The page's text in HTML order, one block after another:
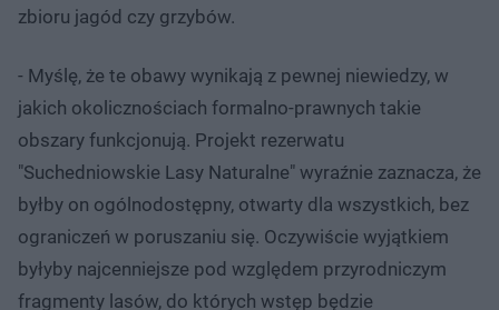
zbioru jagód czy grzybów.
- Myślę, że te obawy wynikają z pewnej niewiedzy, w
jakich okolicznościach formalno-prawnych takie
obszary funkcjonują. Projekt rezerwatu
"Suchedniowskie Lasy Naturalne" wyraźnie zaznacza, że
byłby on ogólnodostępny, otwarty dla wszystkich, bez
ograniczeń w poruszaniu się. Oczywiście wyjątkiem
byłyby najcenniejsze pod względem przyrodniczym
fragmenty lasów, do których wstęp będzie